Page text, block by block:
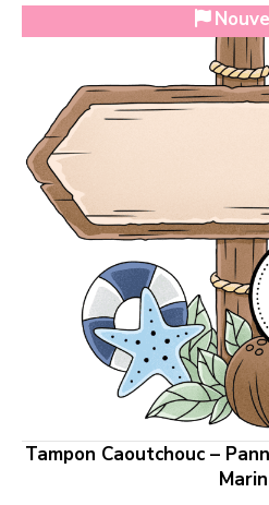
Tampon Caoutchouc –
Marin